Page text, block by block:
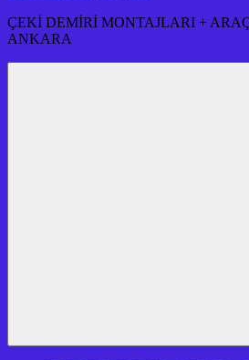
ÇEKİ DEMİRİ MONTAJLARI +
ANKARA